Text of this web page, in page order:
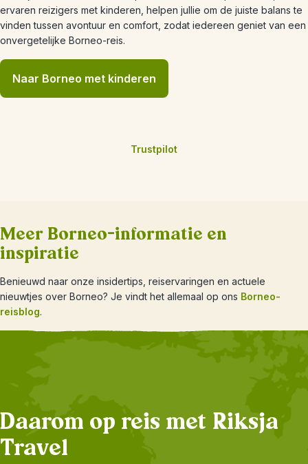
ervaren reizigers met kinderen, helpen jullie om de juiste balans te
vinden tussen avontuur en comfort, zodat iedereen geniet van een
onvergetelijke Borneo-reis.
Naar Borneo met kinderen
Trustpilot
Meer Borneo-informatie en
inspiratie
Benieuwd naar onze insidertips, reiservaringen en actuele
nieuwtjes over Borneo? Je vindt het allemaal op ons Borneo-
reisblog.
Daarom op reis met Riksja
Travel